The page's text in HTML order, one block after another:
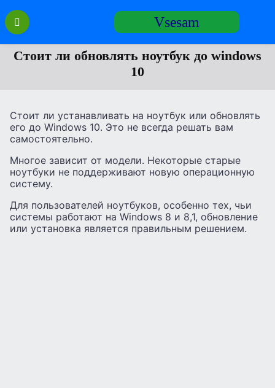
Перейти
содержанию
Vsesam
Стоит ли обновлять ноутбук до windows
10
Стоит ли устанавливать на ноутбук или обновлять
его до Windows 10. Это не всегда решать вам
самостоятельно.
Многое зависит от модели. Некоторые старые
ноутбуки не поддерживают новую операционную
систему.
Для пользователей ноутбуков, особенно тех, чьи
системы работают на Windows 8 и 8,1, обновление
или установка является правильным решением.